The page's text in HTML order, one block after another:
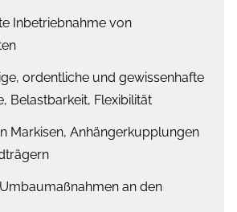
Inbetriebnahme von
ordentliche und gewissenhafte
Belastbarkeit, Flexibilität
Markisen, Anhängerkupplungen
an den